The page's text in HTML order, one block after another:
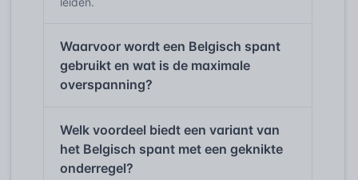
Waarvoor wordt een Belgisch spant
gebruikt en wat is de maximale
overspanning?
Welk voordeel biedt een variant van
het Belgisch spant met een geknikte
onderregel?